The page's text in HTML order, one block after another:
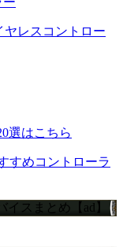
ヤレスコントロー
選はこちら
すめコントローラ
スまとめ【ad】